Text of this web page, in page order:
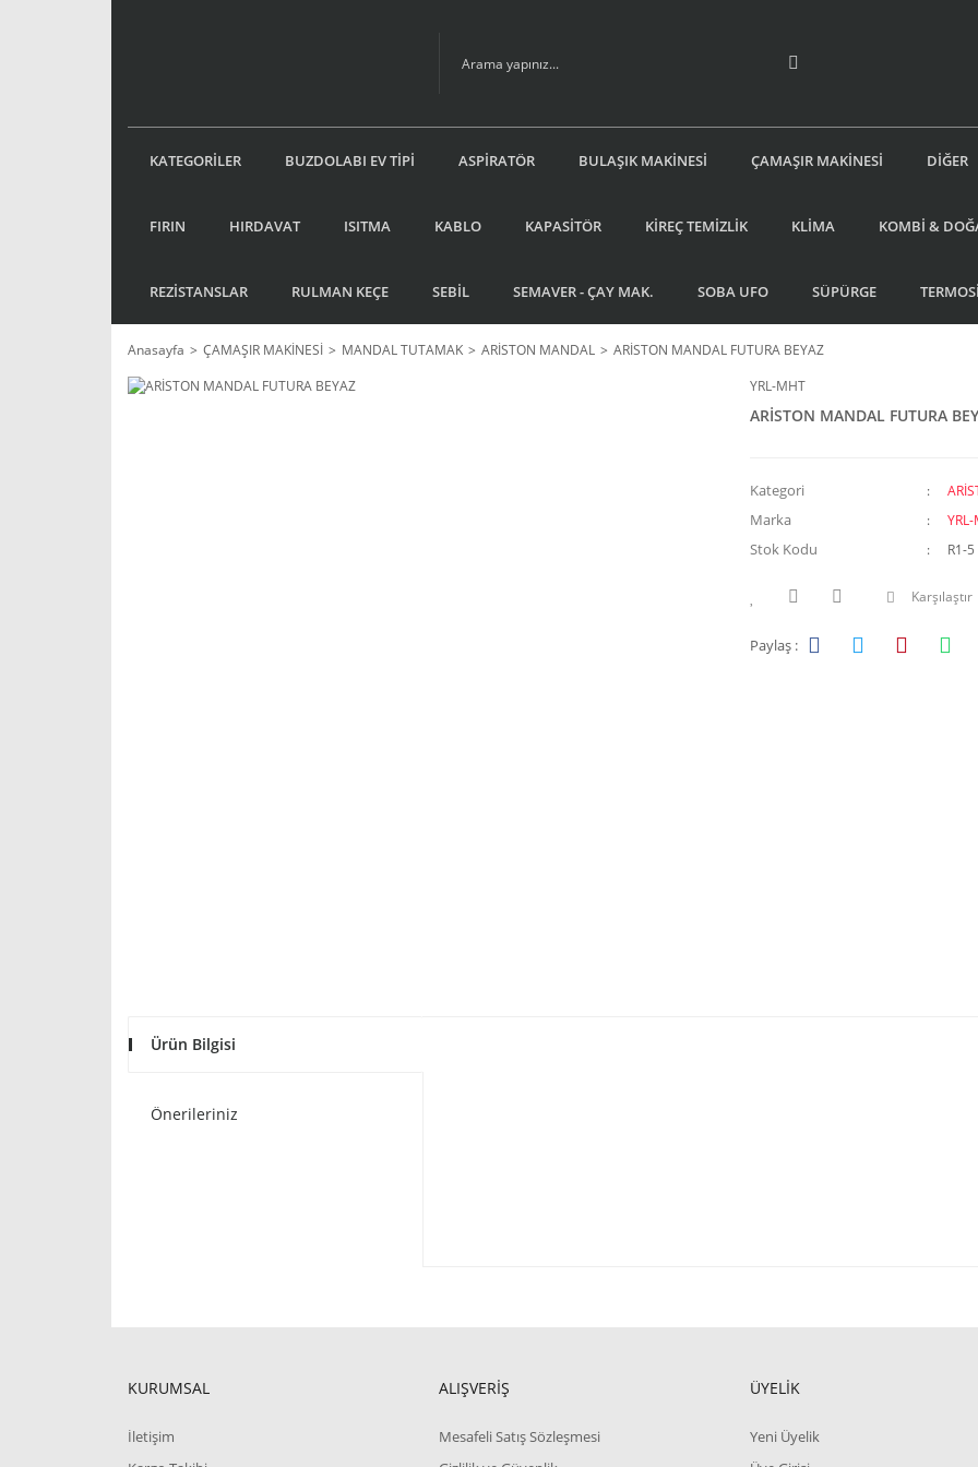
KATEGORİLER BUZDOLABI EV TİPİ ASPİRATÖR BULAŞIK MAKİNESİ ÇAMAŞIR MAKİNESİ DİĞER
FIRIN HIRDAVAT ISITMA KABLO KAPASİTÖR KİREÇ TEMİZLİK KLİMA KOMBİ &
REZİSTANSLAR RULMAN KEÇE SEBİL SEMAVER - ÇAY MAK. SOBA UFO SÜPÜRGE
Anasayfa ÇAMAŞIR MAKİNESİ MANDAL TUTAMAK ARİSTON MANDAL
ARİSTON MANDAL FUTURA BEYAZ
YRL-MHT
ARİSTON MANDAL FUTURA
Kategori
Marka
Stok Kodu R1-5
Karşılaştır
Paylaş :
Ürün Bilgisi
Önerileriniz
KURUMSAL
İletişim
ALIŞVERİŞ
Mesafeli Satış Sözleşmesi
ÜYELİK
Yeni Üyelik